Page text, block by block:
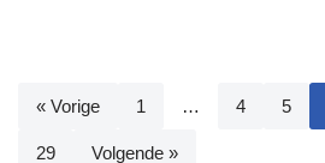
« Vorige 1 … 4 5
29 Volgende »